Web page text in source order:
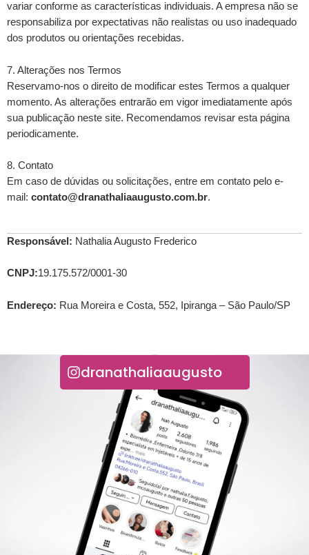
variar conforme as características individuais. A empresa não se
responsabiliza por expectativas não realistas ou uso inadequado
dos produtos ou orientações recebidas.
7. Alterações nos Termos
Reservamo-nos o direito de modificar estes Termos a qualquer
momento. As alterações entrarão em vigor imediatamente após
sua publicação neste site. Recomendamos revisar esta página
periodicamente.
8. Contato
Em caso de dúvidas ou solicitações, entre em contato pelo e-
mail: contato@dranathaliaaugusto.com.br.
Responsável: Nathalia Augusto Frederico
CNPJ:19.175.572/0001-30
Endereço: Rua Moreira e Costa, 552, Ipiranga – São Paulo/SP
dranathaliaaugusto